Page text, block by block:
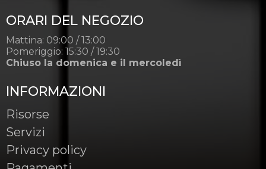
ORARI DEL NEGOZIO
Mattina: 09:00 / 13:00
Pomeriggio: 15:30 / 19:30
Chiuso la domenica e il mercoledì
INFORMAZIONI
Risorse
Servizi
Privacy policy